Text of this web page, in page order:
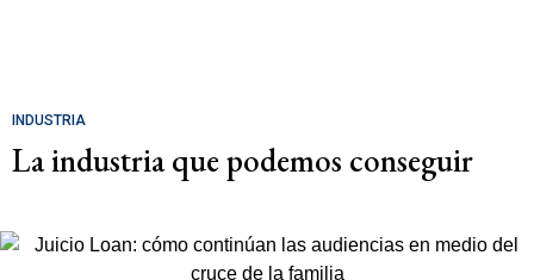
INDUSTRIA
La industria que podemos conseguir